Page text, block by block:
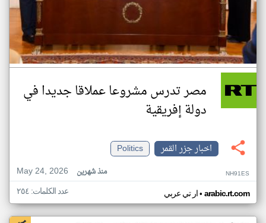
مصر تدرس مشروعا عملاقا جديدا في
دولة إفريقية
اخبار جزر القمر
Politics
May 24, 2026
منذ شهرين NH91ES
ار تي عربي• arabic.rt.com عدد الكلمات: ٢٥٤